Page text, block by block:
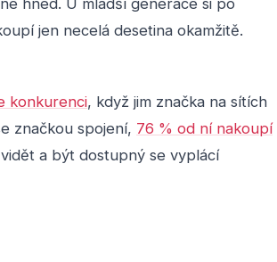
hned. U mladší generace si po
jen necelá desetina okamžitě.
konkurenci, když jim značka na sítích
značkou spojení, 76 % od ní nakoupí
a být dostupný se vyplácí